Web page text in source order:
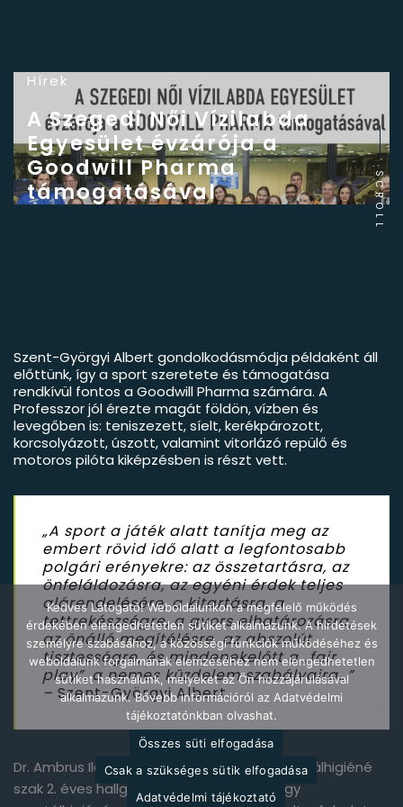
Hírek
A Szegedi Női Vízilabda
Egyesület évzárója a
Goodwill Pharma
támogatásával
SCROLL
Szent-Györgyi Albert gondolkodásmódja példaként áll
előttünk, így a sport szeretete és támogatása
rendkívül fontos a Goodwill Pharma számára. A
Professzor jól érezte magát földön, vízben és
levegőben is: teniszezett, síelt, kerékpározott,
korcsolyázott, úszott, valamint vitorlázó repülő és
motoros pilóta kiképzésben is részt vett.
„A sport a játék alatt tanítja meg az
embert rövid idő alatt a legfontosabb
polgári erényekre: az összetartásra, az
önfeláldozásra, az egyéni érdek teljes
alárendelésére, a kitartásra, a
tettrekészségre, a gyors elhatározásra,
az önálló megítélésre, az abszolút
tisztességre, és mindenekelőtt a „fair
play”, a nemes küzdelem szabályaira…”
– Szent-Györgyi Albert
Dr. Ambrus Ildikó az SZTE BTK Integratív mentálhigiéné
szak 2. éves hallgatója. A képzés során egy
Kedves Látogató! Weboldalunkon a megfelelő működés
érdekében elengedhetetlen sütiket alkalmazunk. A hirdetések
személyre szabásához, a közösségi funkciók működéséhez és
weboldalunk forgalmának elemzéséhez nem elengedhetetlen
sütiket használunk, melyeket az Ön hozzájárulásával
alkalmazunk. Bővebb információról az Adatvédelmi
tájékoztatónkban olvashat.
Összes süti elfogadása
Csak a szükséges sütik elfogadása
Adatvédelmi tájékoztató